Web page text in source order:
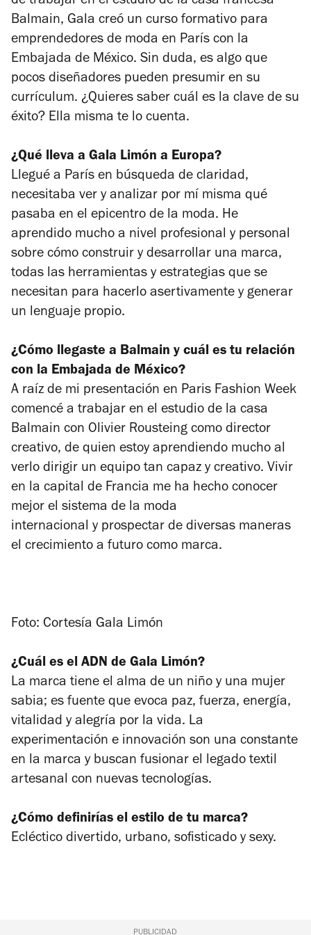
Balmain, Gala creó un curso formativo para
emprendedores de moda en París con la
Embajada de México. Sin duda, es algo que
pocos diseñadores pueden presumir en su
currículum. ¿Quieres saber cuál es la clave de su
éxito? Ella misma te lo cuenta.
¿Qué lleva a Gala Limón a Europa?
Llegué a París en búsqueda de claridad,
necesitaba ver y analizar por mí misma qué
pasaba en el epicentro de la moda. He
aprendido mucho a nivel profesional y personal
sobre cómo construir y desarrollar una marca,
todas las herramientas y estrategias que se
necesitan para hacerlo asertivamente y generar
un lenguaje propio.
¿Cómo llegaste a Balmain y cuál es tu relación
con la Embajada de México?
A raíz de mi presentación en Paris Fashion Week
comencé a trabajar en el estudio de la casa
Balmain con Olivier Rousteing como director
creativo, de quien estoy aprendiendo mucho al
verlo dirigir un equipo tan capaz y creativo. Vivir
en la capital de Francia me ha hecho conocer
mejor el sistema de la moda
internacional y prospectar de diversas maneras
el crecimiento a futuro como marca.
Foto: Cortesía Gala Limón
¿Cuál es el ADN de Gala Limón?
La marca tiene el alma de un niño y una mujer
sabia; es fuente que evoca paz, fuerza, energía,
vitalidad y alegría por la vida. La
experimentación e innovación son una constante
en la marca y buscan fusionar el legado textil
artesanal con nuevas tecnologías.
¿Cómo definirías el estilo de tu marca?
Ecléctico divertido, urbano, sofisticado y sexy.
PUBLICIDAD